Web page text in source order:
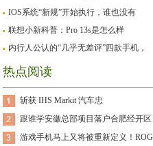
IOS系统“新规”开始执行，谁也没有
联想小新科普：Pro 13s是怎么样
内行人公认的“几乎无差评”四款手机，
热点阅读
斩获 IHS Markit 汽车忠
跟谁学安徽总部项目落户合肥经开区
游戏手机马上又将被重新定义！ROG